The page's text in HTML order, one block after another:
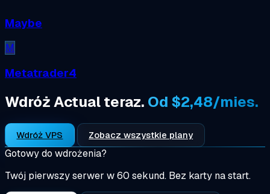
Maybe
M
Metatrader4
Wdróż Actual teraz. Od $2,48/mies.
Wdróż VPS Zobacz wszystkie plany
Gotowy do wdrożenia?
Twój pierwszy serwer w 60 sekund. Bez karty na start.